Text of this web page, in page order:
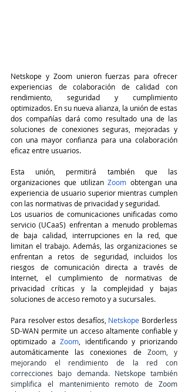
Netskope y Zoom unieron fuerzas para ofrecer
experiencias de colaboración de calidad con
rendimiento, seguridad y cumplimiento
optimizados. En su nueva alianza, la unión de estas
dos compañías dará como resultado una de las
soluciones de conexiones seguras, mejoradas y
con una mayor confianza para una colaboración
eficaz entre usuarios.
Esta unión, permitirá también que las
organizaciones que utilizan Zoom obtengan una
experiencia de usuario superior mientras cumplen
con las normativas de privacidad y seguridad.
Los usuarios de comunicaciones unificadas como
servicio (UCaaS) enfrentan a menudo problemas
de baja calidad, interrupciones en la red, que
limitan el trabajo. Además, las organizaciones se
enfrentan a retos de seguridad, incluidos los
riesgos de comunicación directa a través de
Internet, el cumplimiento de normativas de
privacidad críticas y la complejidad y bajas
soluciones de acceso remoto y a sucursales.
Para resolver estos desafíos, Netskope Borderless
SD-WAN permite un acceso altamente confiable y
optimizado a Zoom , identificando y priorizando
automáticamente las conexiones de Zoom, y
mejorando el rendimiento de la red con
correcciones bajo demanda. Netskope también